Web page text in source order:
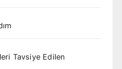
Tavsiye Edilen